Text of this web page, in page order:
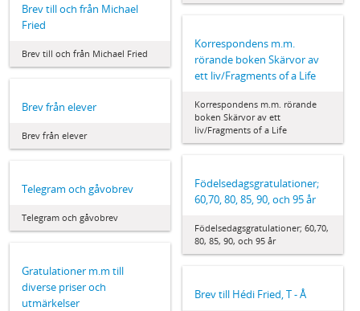
Brev till och från Michael
Fried
Brev till och från Michael Fried
Korrespondens m.m.
rörande boken Skärvor av
ett liv/Fragments of a Life
Korrespondens m.m. rörande
boken Skärvor av ett
liv/Fragments of a Life
Brev från elever
Brev från elever
Födelsedagsgratulationer;
60,70, 80, 85, 90, och 95 år
Födelsedagsgratulationer; 60,70,
80, 85, 90, och 95 år
Telegram och gåvobrev
Telegram och gåvobrev
Gratulationer m.m till
diverse priser och
utmärkelser
Brev till Hédi Fried, T - Å